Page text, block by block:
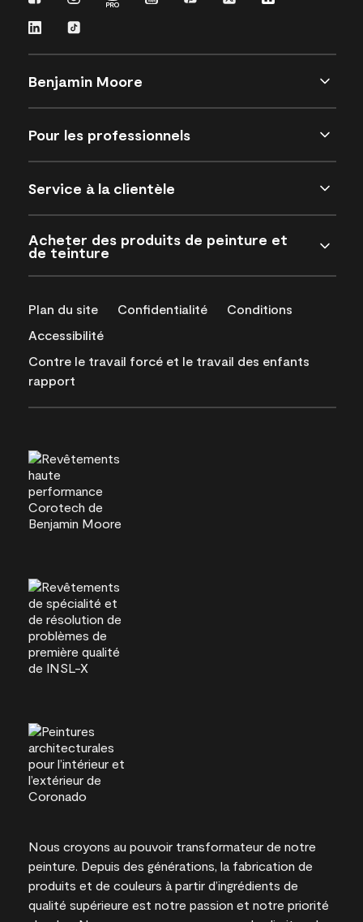
Benjamin Moore
Pour les professionnels
Service à la clientèle
Acheter des produits de peinture et
de teinture
Plan du site Confidentialité
Conditions
Accessibilité
Contre le travail forcé et le travail des enfants
rapport
Nous croyons au pouvoir transformateur de notre
peinture. Depuis des générations, la fabrication de
produits et de couleurs à partir d’ingrédients de
qualité supérieure est notre passion et notre priorité